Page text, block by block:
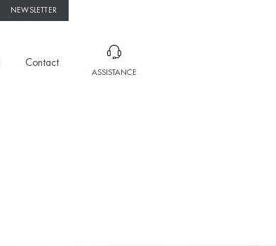
NEWSLETTER
Contact
ASSISTANCE